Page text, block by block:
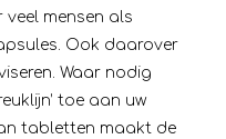
mensen als
Ook daarover
Waar nodig
toe aan uw
tabletten maakt de